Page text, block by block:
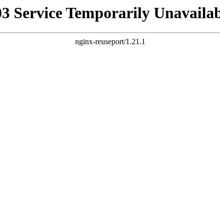
Service Temporarily
nginx-reuseport/1.21.1